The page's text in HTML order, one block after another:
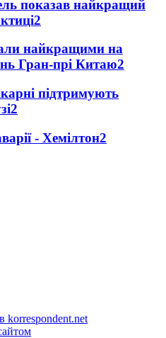
показав найкращий
2
найкращими на
Гран-прі Китаю2
підтримують
2
- Хемілтон2
korrespondent.net